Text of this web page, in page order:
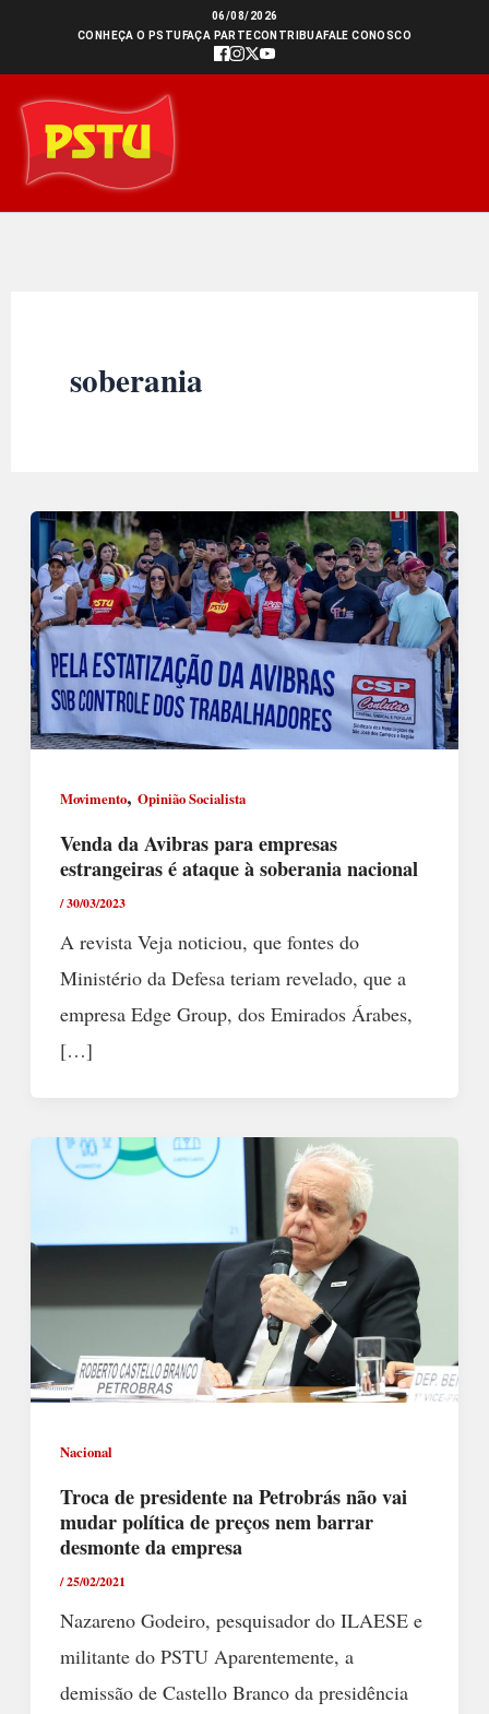
conteúdo
06/08/2026
CONHEÇA O PSTU FAÇA PARTECONTRIBUAFALE CONOSCO
soberania
Movimento, Opinião Socialista
Venda da Avibras para empresas
estrangeiras é ataque à soberania nacional
/30/03/2023
A revista Veja noticiou, que fontes do
Ministério da Defesa teriam revelado, que a
empresa Edge Group, dos Emirados Árabes,
[…]
Nacional
Troca de presidente na Petrobrás não vai
mudar política de preços nem barrar
desmonte da empresa
/25/02/2021
Nazareno Godeiro, pesquisador do ILAESE e
militante do PSTU Aparentemente, a
demissão de Castello Branco da presidência